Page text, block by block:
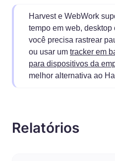
Harvest e WebWork
tempo em web, desktop
você precisa rastrear
ou usar um tracker em
para dispositivos da
melhor alternativa ao
Relatórios